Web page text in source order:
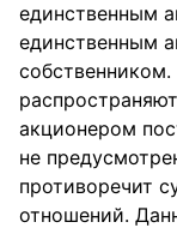
единственным
единственным
акционером
не
противоречит
отношений.